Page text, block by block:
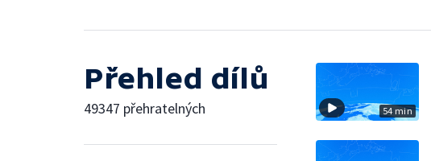
Přehled dílů
49347 přehratelných 54 min